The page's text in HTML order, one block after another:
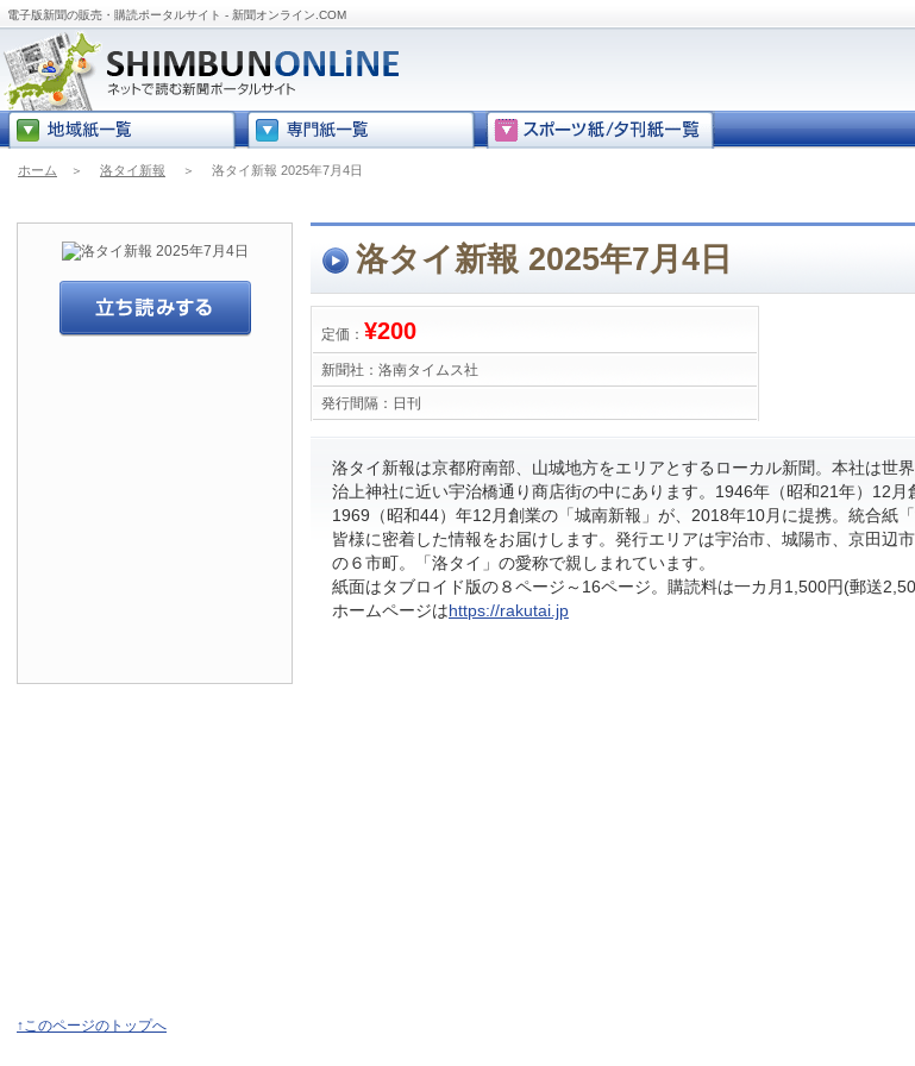
電子版新聞の販売・購読ポータルサイト - 新聞オンライン.COM
ホーム ＞ 洛タイ新報 ＞ 洛タイ新報 2025年7月4日
洛タイ新報 2025年7月4日
定価： ¥200
新聞社： 洛南タイムス社
発行間隔： 日刊
洛タイ新報は京都府南部、山城地方をエリアとするローカル新聞。本社は世
治上神社に近い宇治橋通り商店街の中にあります。1946年（昭和21年）12月
1969（昭和44）年12月創業の「城南新報」が、2018年10月に提携。統合紙
皆様に密着した情報をお届けします。発行エリアは宇治市、城陽市、京田辺
の６市町。「洛タイ」の愛称で親しまれています。
紙面はタブロイド版の８ページ～16ページ。購読料は一カ月1,500円(郵送
ホームページはhttps://rakutai.jp
↑このページのトップへ